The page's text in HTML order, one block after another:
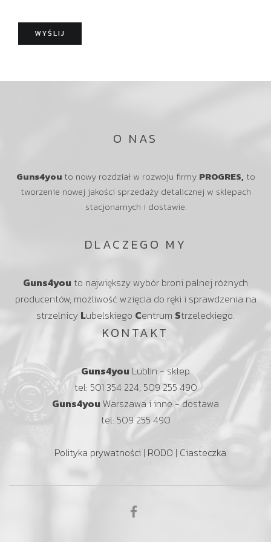
o
m
WYŚLIJ
O NAS
Guns4you to nowy rozdział w rozwoju firmy PROGRES, to
tworzenie nowej jakości sprzedaży detalicznej w sklepach
stacjonarnych i dostawie.
DLACZEGO MY
Guns4you to największy wybór broni palnej różnych
producentów, możliwość wzięcia do ręki i sprawdzenia na
strzelnicy Lubelskiego Centrum Strzeleckiego.
KONTAKT
Guns4you Lublin - sklep
tel: 501 354 224, 509 255 490
Guns4you Warszawa i inne - dostawa
tel: 509 255 490
Polityka prywatności | RODO | Ciasteczka